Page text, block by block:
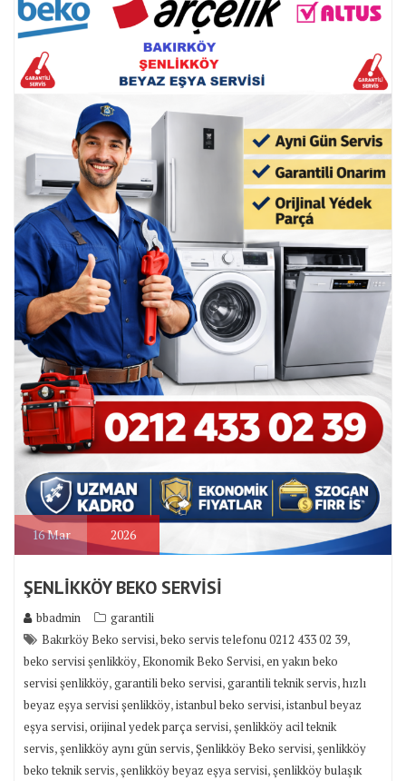
16Mar 2026
ŞENLİKKÖY BEKO SERVİSİ
bbadmin
garantili
Bakırköy Beko servisi,beko servis telefonu 0212 433 02 39,
beko servisi şenlikköy,Ekonomik Beko Servisi,en yakın beko
servisi şenlikköy,garantili beko servisi,garantili teknik servis,hızlı
beyaz eşya servisi şenlikköy,istanbul beko servisi,istanbul beyaz
eşya servisi,orijinal yedek parça servisi,şenlikköy acil teknik
servis,şenlikköy aynı gün servis,Şenlikköy Beko servisi,şenlikköy
beko teknik servis,şenlikköy beyaz eşya servisi,şenlikköy bulaşık